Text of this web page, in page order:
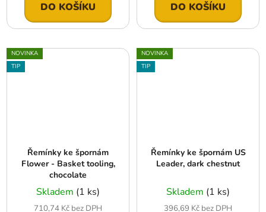
DO KOŠÍKU DO KOŠÍKU
NOVINKA
TIP
Řemínky ke špornám
Flower - Basket tooling,
chocolate
Skladem (1 ks)
710,74 Kč bez DPH
NOVINKA
TIP
Řemínky ke špornám US
Leader, dark chestnut
Skladem (1 ks)
396,69 Kč bez DPH